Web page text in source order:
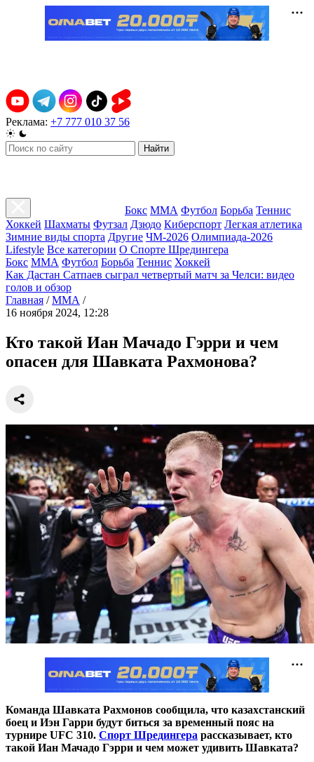
Реклама: +7 777 010 37 56
Найти
Бокс ММА Футбол Борьба Теннис
Хоккей Шахматы Футзал Дзюдо Киберспорт Легкая атлетика
Зимние виды спорта Другие ЧМ-2026 Олимпиада-2026
Lifestyle Все категории О Спорте Шредингера
Бокс ММА Футбол Борьба Теннис Хоккей
Как Дастан Сатпаев сыграл четвертый матч за Челси: видео
голов и обзор
Главная / ММА /
16 ноября 2024, 12:28
Кто такой Иан Мачадо Гэрри и чем
опасен для Шавката Рахмонова?
Команда Шавката Рахмонов сообщила, что казахстанский
боец и Иэн Гарри будут биться за временный пояс на
турнире UFC 310. Спорт Шредингера рассказывает, кто
такой Иан Мачадо Гэрри и чем может удивить Шавката?